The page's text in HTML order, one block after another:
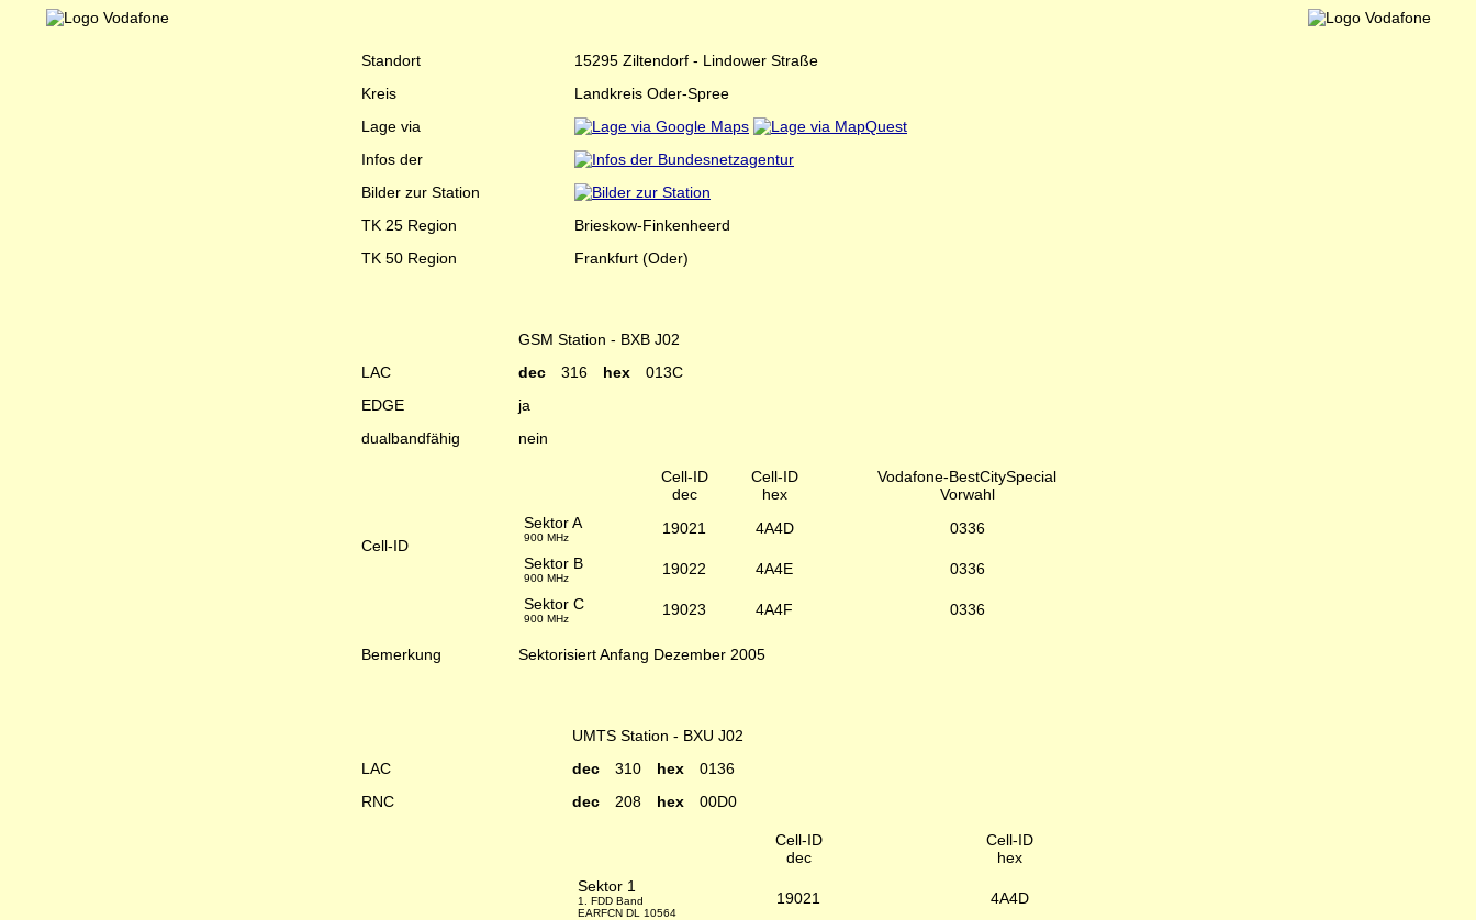
Standort
15295 Ziltendorf - Lindower Straße
Kreis
Landkreis Oder-Spree
Lage via
Infos der
Bilder zur Station
TK 25 Region
Brieskow-Finkenheerd
TK 50 Region
Frankfurt (Oder)
GSM Station - BXB J02
LAC
dec 316 hex 013C
EDGE
ja
dualbandfähig
nein
Cell-ID
Cell-ID
dec
Cell-ID
hex
Vodafone-BestCitySpecial
Vorwahl
Sektor A
900 MHz
19021 4A4D
0336
Sektor B
900 MHz
19022 4A4E
0336
Sektor C
900 MHz
19023 4A4F 0336
Bemerkung Sektorisiert Anfang Dezember 2005
UMTS Station - BXU J02
LAC
dec 310 hex 0136
RNC
dec 208 hex 00D0
Cell-ID
dec
Cell-ID
hex
Sektor 1
1. FDD Band
EARFCN DL 10564
19021 4A4D